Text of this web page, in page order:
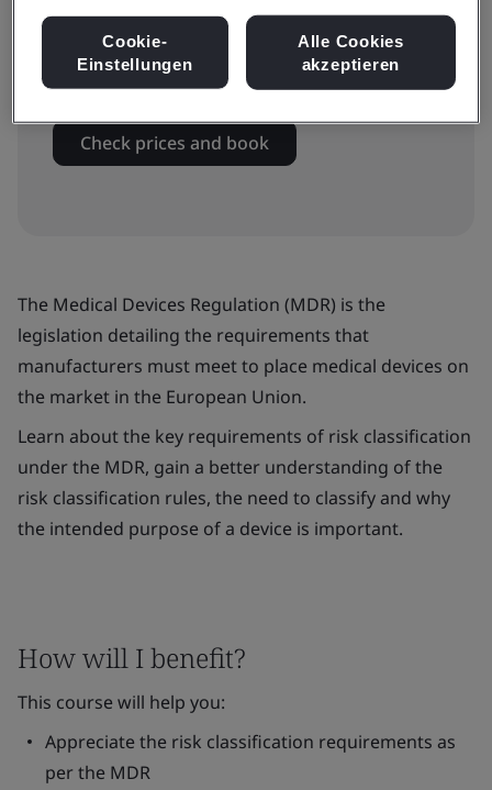
€60 + MwSt.
Check prices and book
The Medical Devices Regulation (MDR) is the
legislation detailing the requirements that
manufacturers must meet to place medical devices on
the market in the European Union.
Learn about the key requirements of risk classification
under the MDR, gain a better understanding of the
risk classification rules, the need to classify and why
the intended purpose of a device is important.
How will I benefit?
This course will help you:
Appreciate the risk classification requirements as
per the MDR
Cookie-
Einstellungen
Alle Cookies
akzeptieren